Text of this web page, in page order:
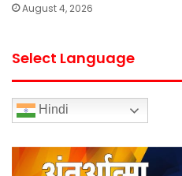
August 4, 2026
Select Language
Hindi